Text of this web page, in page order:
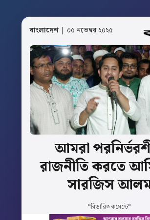
বাংলাদেশ | ০৫ নভেম্বর ২০২৫
আমরা
রাজনীতিকরতে
সারজিস
*বিস্তারিত কমেন্টে*